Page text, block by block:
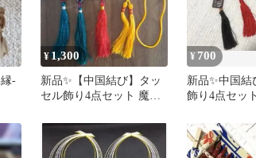
-
¥ 1,300
新品✨【中国結び】タッ
セル飾り4点セット 魔除
¥ 700
新品✨中国結
飾り4点セット